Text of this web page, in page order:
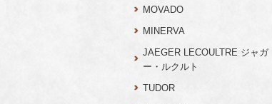
MOVADO
MINERVA
JAEGER LECOULTRE ジャガ
ー・ルクルト
TUDOR